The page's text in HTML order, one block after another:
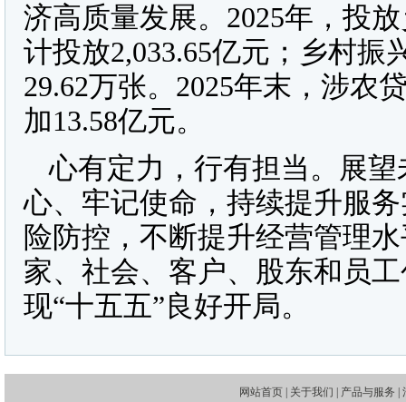
济高质量发展。2025年，投
计投放2,033.65亿元；乡村振
29.62万张。2025年末，涉农
加13.58亿元。
心有定力，行有担当。展
心、牢记使命，持续提升服
险防控，不断提升经营管理
家、社会、客户、股东和员
现“十五五”良好开局。
网站首页 关于我们 产品与服务